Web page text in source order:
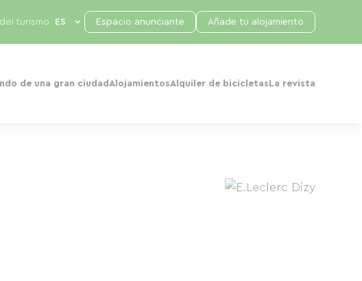
de una gran ciudad AlojamientosAlquiler de bicicletas La revista
turismo Espacio anunciante Añade tu alojamiento